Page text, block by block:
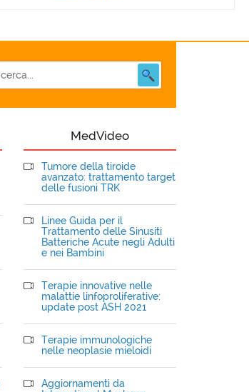
MedVideo
Tumore della tiroide
avanzato: trattamento target
delle fusioni TRK
Linee Guida per il
Trattamento delle Sinusiti
Batteriche Acute negli Adulti
e nei Bambini
Terapie innovative nelle
malattie linfoproliferative:
update post ASH 2021
Terapie immunologiche
nelle neoplasie mieloidi
Aggiornamenti da